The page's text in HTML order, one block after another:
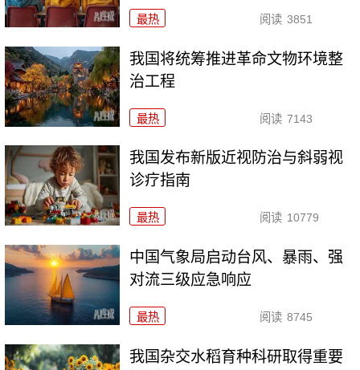
最热 阅读 3851
我国将统筹推进革命文物环境整
治工程
最热 阅读 7143
我国发布新版近视防治与斜弱视
诊疗指南
最热 阅读 10779
中国气象局启动台风、暴雨、强
对流三级应急响应
最热 阅读 8745
我国杂交水稻育种科研取得重要